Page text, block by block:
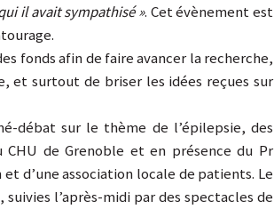
il avait sympathisé ». Cet évènement est
fonds afin de faire avancer la recherche,
et surtout de briser les idées reçues sur
débat sur le thème de l’épilepsie, des
de Grenoble et en présence du Pr
d’une association locale de patients. Le
l’après-midi par des spectacles de